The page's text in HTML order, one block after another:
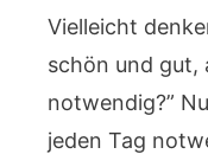
Vielleicht
schön und gut,
notwendig?”
jeden Tag